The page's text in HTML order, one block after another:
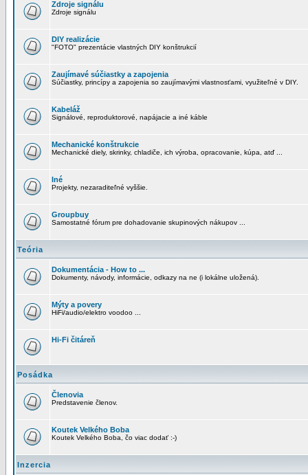
Zdroje signálu
Zdroje signálu
DIY realizácie
"FOTO" prezentácie vlastných DIY konštrukcií
Zaujímavé súčiastky a zapojenia
Súčiastky, princípy a zapojenia so zaujímavými vlastnosťami, využiteľné v DIY.
Kabeláž
Signálové, reproduktorové, napájacie a iné káble
Mechanické konštrukcie
Mechanické diely, skrinky, chladiče, ich výroba, opracovanie, kúpa, atď ...
Iné
Projekty, nezaraditeľné vyššie.
Groupbuy
Samostatné fórum pre dohadovanie skupinových nákupov ...
Teória
Dokumentácia - How to ...
Dokumenty, návody, informácie, odkazy na ne (i lokálne uložená).
Mýty a povery
HiFi/audio/elektro voodoo ...
Hi-Fi čitáreň
Posádka
Členovia
Predstavenie členov.
Koutek Velkého Boba
Koutek Velkého Boba, čo viac dodať :-)
Inzercia